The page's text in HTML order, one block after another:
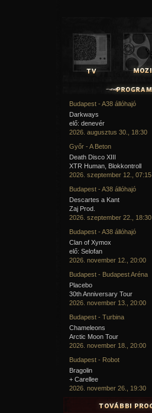
Budapest - A38 állóhajó
Darkways
elő: denevér
2026. augusztus 30., 18:30
Győr - A Beton
Death Disco XIII
XTR Human, Blokkontroll
2026. szeptember 12., 07:15
Budapest - A38 állóhajó
Descartes a Kant
Zaj Prod.
2026. szeptember 22., 18:30
Budapest - A38 állóhajó
Clan of Xymox
elő: Selofan
2026. november 12., 20:00
Budapest - Budapest Aréna
Placebo
30th Anniversary Tour
2026. november 13., 20:00
Budapest - Turbina
Chameleons
Arctic Moon Tour
2026. november 18., 20:00
Budapest - Robot
Bragolin
+ Carellee
2026. november 26., 19:30